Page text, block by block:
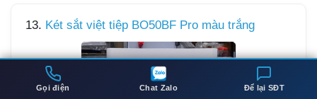
Gọi điện Chat Zalo Để lại SĐT
13. Két sắt việt tiệp BO50BF Pro màu trắng